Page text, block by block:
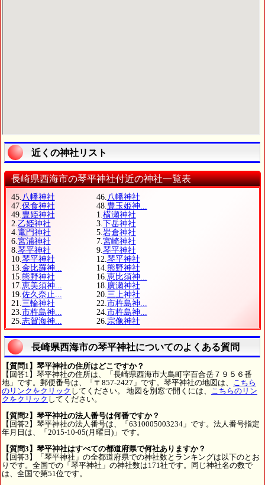
近くの神社リスト
長崎県西海市の琴平神社付近の神社一覧表
45.八幡神社 46.八幡神社
47.保食神社 48.豊玉姫神...
49.豊姫神社 1.横瀬神社
2.乙姫神社 3.下岳神社
4.竃門神社 5.岩倉神社
6.宮浦神社 7.宮崎神社
8.琴平神社 9.琴平神社
10.琴平神社 12.琴平神社
13.金比羅神... 14.熊野神社
15.熊野神社 16.恵比須神...
17.恵美須神... 18.廣瀬神社
19.佐久奈止... 20.三上神社
21.三輪神社 22.市杵島神...
23.市杵島神... 24.市杵島神...
25.志賀海神... 26.宗像神社
長崎県西海市の琴平神社についてのよくある質問
【質問1】琴平神社の住所はどこですか？
【回答1】琴平神社の住所は、「長崎県西海市大島町字百合岳７９５６番
地」です。郵便番号は、「〒857-2427」です。琴平神社の地図は、 こちら
のリンクをクリック してください。 地図を別窓で開くには、 こちらのリン
クをクリック してください。
【質問2】琴平神社の法人番号は何番ですか？
【回答2】琴平神社の法人番号は、「6310005003234」です。法人番号指定
年月日は、「2015-10-05(月曜日)」です。
【質問3】琴平神社はすべての都道府県で何社ありますか？
【回答3】「琴平神社」の全都道府県での神社数とランキングは以下のとお
りです。全国での「琴平神社」の神社数は171社です。同じ神社名の数で
は、全国で第51位です。